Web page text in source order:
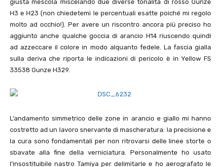
giusta mescola miscelando due diverse tonalità di rosso Gunze
H3 e H23 (non chiedetemi le percentuali esatte poiché mi regolo
molto ad occhio!). Per avere un riscontro ancora più preciso ho
aggiunto anche qualche goccia di arancio H14 riuscendo quindi
ad azzeccare il colore in modo alquanto fedele. La fascia gialla
sulla deriva che riporta le indicazioni di pericolo è in Yellow FS
33538 Gunze H329.
L’andamento simmetrico delle zone in arancio e giallo mi hanno
costretto ad un lavoro snervante di mascheratura: la precisione e
la cura sono fondamentali per non ritrovarsi delle linee storte o
sbavate alla fine della verniciatura. Personalmente ho usato
l’insostituibile nastro Tamiya per delimitarle e ho aerografato le